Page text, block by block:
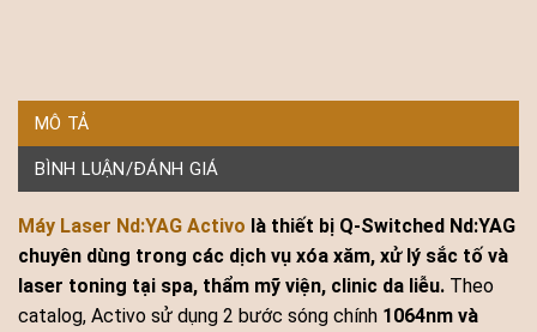
MÔ TẢ
BÌNH LUẬN/ĐÁNH GIÁ
Máy Laser Nd:YAG Activo là thiết bị Q-Switched Nd:YAG
chuyên dùng trong các dịch vụ xóa xăm, xử lý sắc tố và
laser toning tại spa, thẩm mỹ viện, clinic da liễu. Theo
catalog, Activo sử dụng 2 bước sóng chính 1064nm và